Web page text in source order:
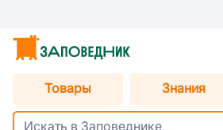
Товары Знания